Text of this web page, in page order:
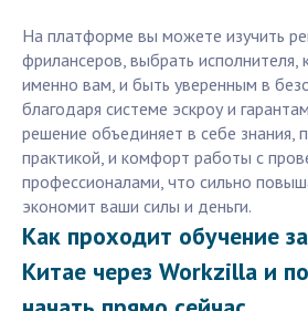
На платформе вы можете изучить
фрилансеров, выбрать
именно вам, и быть уверенным в
благодаря системе эскроу и
решение объединяет в себе знания,
практикой, и комфорт работы с
профессионалами, что сильно
экономит ваши силы и деньги.
Как проходит обучение
Китае через Workzilla и